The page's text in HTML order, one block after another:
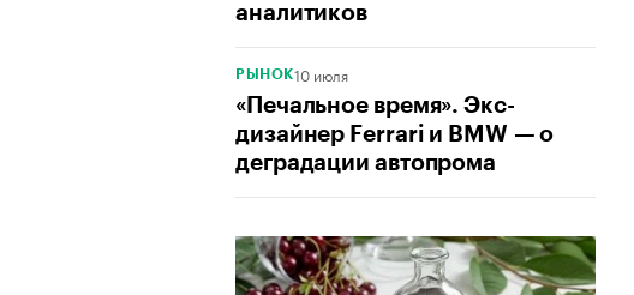
аналитиков
РЫНОК10 июля
«Печальное время». Экс-
дизайнер Ferrari и BMW — о
деградации автопрома